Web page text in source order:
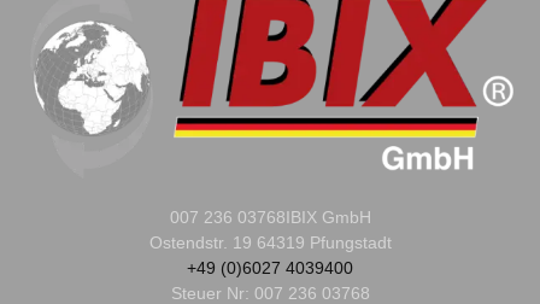
007 236 03768IBIX GmbH
Ostendstr. 19 64319 Pfungstadt
+49 (0)6027 4039400
Steuer Nr: 007 236 03768